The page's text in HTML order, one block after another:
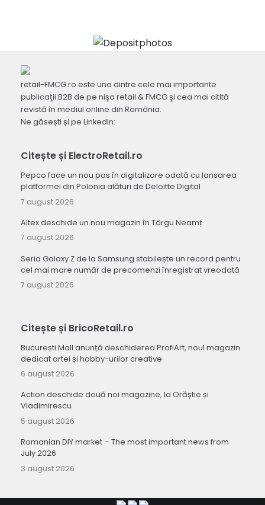
retail-FMCG.ro este una dintre cele mai importante
publicaţii B2B de pe nişa retail & FMCG şi cea mai citită
revistă în mediul online din România.
Ne găsești și pe LinkedIn:
Citește și ElectroRetail.ro
Pepco face un nou pas în digitalizare odată cu lansarea
platformei din Polonia alături de Deloitte Digital
7 august 2026
Altex deschide un nou magazin în Târgu Neamț
7 august 2026
Seria Galaxy Z de la Samsung stabilește un record pentru
cel mai mare număr de precomenzi înregistrat vreodată
7 august 2026
Citește și BricoRetail.ro
București Mall anunță deschiderea ProfiArt, noul magazin
dedicat artei și hobby-urilor creative
6 august 2026
Action deschide două noi magazine, la Orăștie și
Vladimirescu
5 august 2026
Romanian DIY market – The most important news from
July 2026
3 august 2026